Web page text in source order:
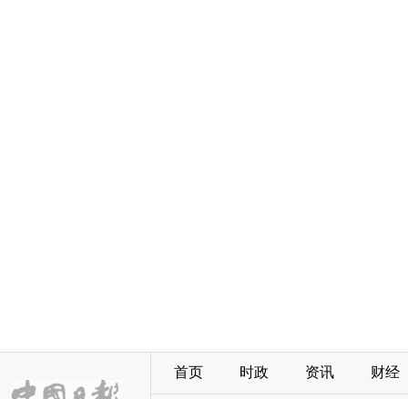
首页 时政 资讯 财经